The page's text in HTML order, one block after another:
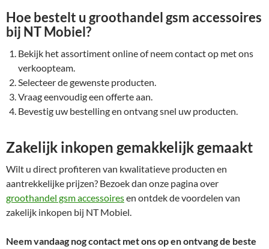
Hoe bestelt u groothandel gsm accessoires
bij NT Mobiel?
Bekijk het assortiment online of neem contact op met ons
verkoopteam.
Selecteer de gewenste producten.
Vraag eenvoudig een offerte aan.
Bevestig uw bestelling en ontvang snel uw producten.
Zakelijk inkopen gemakkelijk gemaakt
Wilt u direct profiteren van kwalitatieve producten en
aantrekkelijke prijzen? Bezoek dan onze pagina over
groothandel gsm accessoiresen ontdek de voordelen van
zakelijk inkopen bij NT Mobiel.
Neem vandaag nog contact met ons op en ontvang de beste